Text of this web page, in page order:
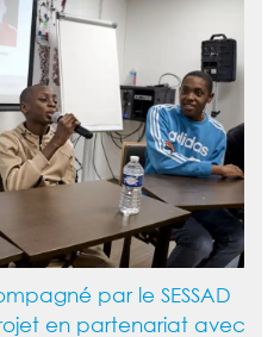
par le SESSAD
en partenariat avec